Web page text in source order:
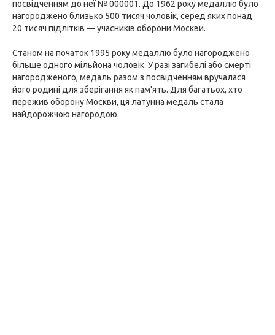
посвідченням до неї № 000001. До 1962 року медаллю було
нагороджено близько 500 тисяч чоловік, серед яких понад
20 тисяч підлітків — учасників оборони Москви.
Станом на початок 1995 року медаллю було нагороджено
більше одного мільйона чоловік. У разі загибелі або смерті
нагородженого, медаль разом з посвідченням вручалася
його родині для зберігання як пам'ять. Для багатьох, хто
пережив оборону Москви, ця латунна медаль стала
найдорожчою нагородою.